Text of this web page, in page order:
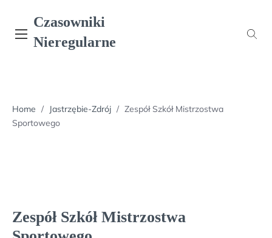
content
Czasowniki
Nieregularne
Home / Jastrzębie-Zdrój / Zespół Szkół Mistrzostwa
Sportowego
Zespół Szkół Mistrzostwa